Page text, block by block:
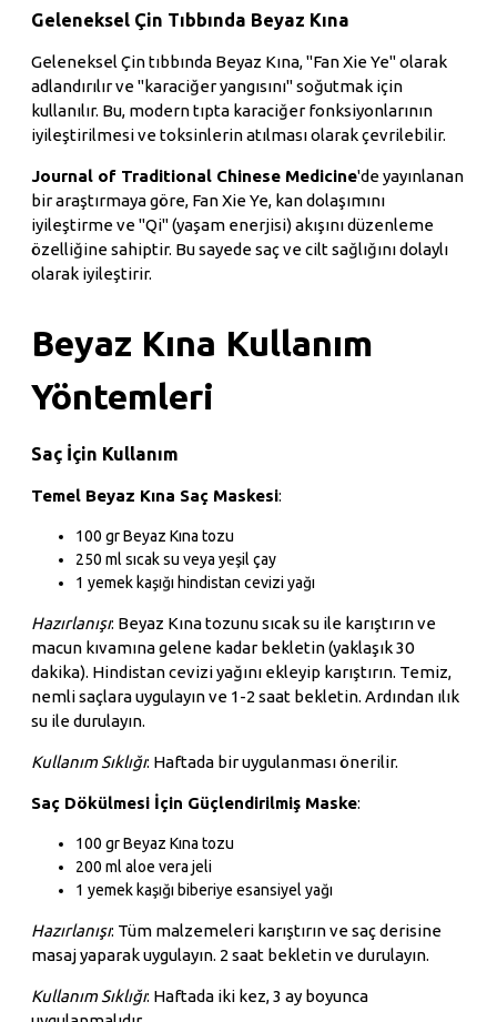
Geleneksel Çin Tıbbında Beyaz Kına
Geleneksel Çin tıbbında Beyaz Kına, "Fan Xie Ye" olarak
adlandırılır ve "karaciğer yangısını" soğutmak için
kullanılır. Bu, modern tıpta karaciğer fonksiyonlarının
iyileştirilmesi ve toksinlerin atılması olarak çevrilebilir.
Journal of Traditional Chinese Medicine'de yayınlanan
bir araştırmaya göre, Fan Xie Ye, kan dolaşımını
iyileştirme ve "Qi" (yaşam enerjisi) akışını düzenleme
özelliğine sahiptir. Bu sayede saç ve cilt sağlığını dolaylı
olarak iyileştirir.
Beyaz Kına Kullanım
Yöntemleri
Saç İçin Kullanım
Temel Beyaz Kına Saç Maskesi:
100 gr Beyaz Kına tozu
250 ml sıcak su veya yeşil çay
1 yemek kaşığı hindistan cevizi yağı
Hazırlanışı: Beyaz Kına tozunu sıcak su ile karıştırın ve
macun kıvamına gelene kadar bekletin (yaklaşık 30
dakika). Hindistan cevizi yağını ekleyip karıştırın. Temiz,
nemli saçlara uygulayın ve 1-2 saat bekletin. Ardından ılık
su ile durulayın.
Kullanım Sıklığı: Haftada bir uygulanması önerilir.
Saç Dökülmesi İçin Güçlendirilmiş Maske:
100 gr Beyaz Kına tozu
200 ml aloe vera jeli
1 yemek kaşığı biberiye esansiyel yağı
Hazırlanışı: Tüm malzemeleri karıştırın ve saç derisine
masaj yaparak uygulayın. 2 saat bekletin ve durulayın.
Kullanım Sıklığı: Haftada iki kez, 3 ay boyunca